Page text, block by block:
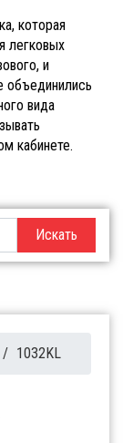
которая
легковых
и
объединились
вида
кабинете.
Искать
/ 1032KL